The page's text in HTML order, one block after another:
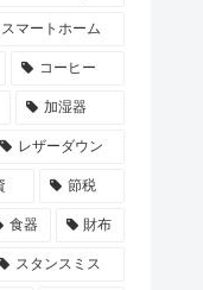
スマートホーム
コーヒー
加湿器
レザーダウン
節税
食器 財布
スタンスミス